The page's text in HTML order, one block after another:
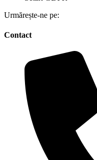
Urmărește-ne pe:
Contact